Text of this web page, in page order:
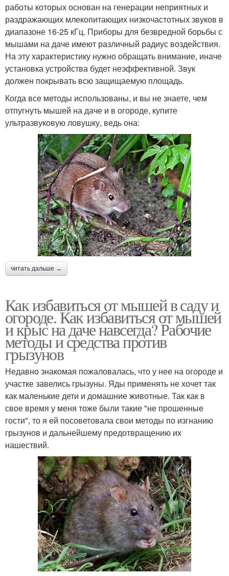
работы которых основан на генерации неприятных и
раздражающих млекопитающих низкочастотных звуков в
диапазоне 16-25 кГц. Приборы для безвредной борьбы с
мышами на даче имеют различный радиус воздействия.
На эту характеристику нужно обращать внимание, иначе
установка устройства будет неэффективной. Звук
должен покрывать всю защищаемую площадь.
Когда все методы использованы, и вы не знаете, чем
отпугнуть мышей на даче и в огороде, купите
ультразвуковую ловушку, ведь она:
читать дальше →
Как избавиться от мышей в саду и
огороде. Как избавиться от мышей
и крыс на даче навсегда? Рабочие
методы и средства против
грызунов
Недавно знакомая пожаловалась, что у нее на огороде и
участке завелись грызуны. Яды применять не хочет так
как маленькие дети и домашние животные. Так как в
свое время у меня тоже были такие "не прошенные
гости", то я ей посоветовала свои методы по изгнанию
грызунов и дальнейшему предотвращению их
нашествий.